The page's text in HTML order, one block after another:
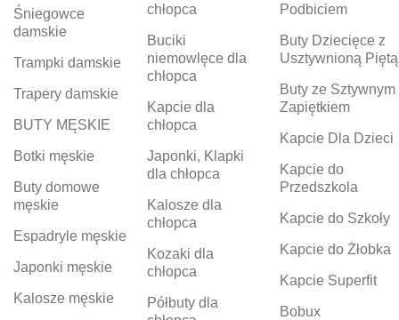
Śniegowce
damskie
Trampki damskie
Trapery damskie
BUTY MĘSKIE
Botki męskie
Buty domowe
męskie
Espadryle męskie
Japonki męskie
Kalosze męskie
chłopca
Buciki
niemowlęce dla
chłopca
Kapcie dla
chłopca
Japonki, Klapki
dla chłopca
Kalosze dla
chłopca
Kozaki dla
chłopca
Półbuty dla
Podbiciem
Buty Dziecięce z
Usztywnioną Piętą
Buty ze Sztywnym
Zapiętkiem
Kapcie Dla Dzieci
Kapcie do
Przedszkola
Kapcie do Szkoły
Kapcie do Żłobka
Kapcie Superfit
Bobux